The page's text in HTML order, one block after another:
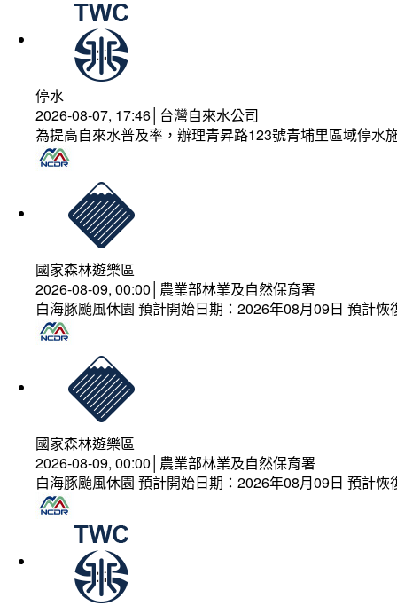
停水
2026-08-07, 17:46│台灣自來水公司
為提高自來水普及率，辦理青昇路123號青埔里區域停水
國家森林遊樂區
2026-08-09, 00:00│農業部林業及自然保育署
白海豚颱風休園 預計開始日期：2026年08月09日 預計
國家森林遊樂區
2026-08-09, 00:00│農業部林業及自然保育署
白海豚颱風休園 預計開始日期：2026年08月09日 預計